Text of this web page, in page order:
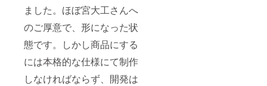
ました。ほぼ宮大工さんへ
のご厚意で、形になった状
態です。しかし商品にする
には本格的な仕様にて制作
しなければならず、開発は